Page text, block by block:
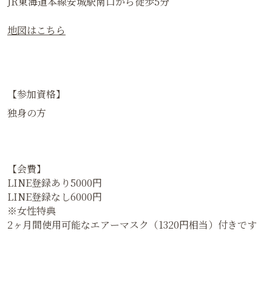
地図はこちら
【参加資格】
独身の方
【会費】
LINE登録あり5000円
LINE登録なし6000円
※女性特典
2ヶ月間使用可能なエアーマスク（1320円相当）付きです